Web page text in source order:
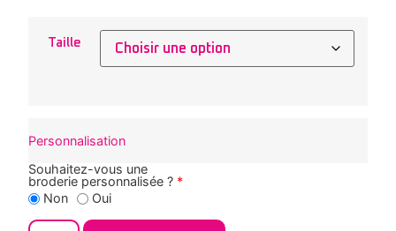
Taille
Personnalisation
Souhaitez-vous une
broderie personnalisée ? *
Non
Oui